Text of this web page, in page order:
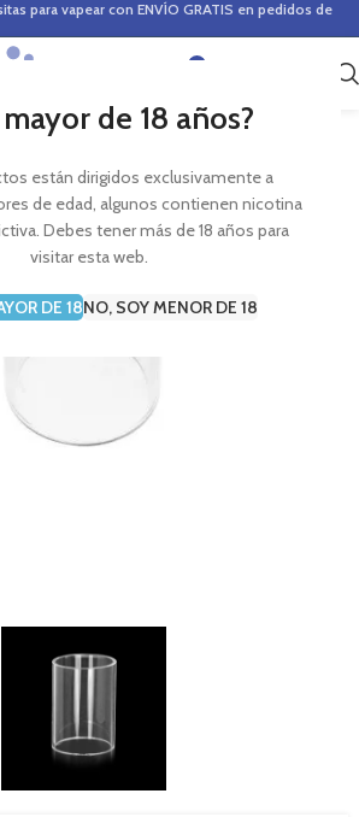
mayor de 18 años?
están dirigidos exclusivamente a
de edad, algunos contienen nicotina
Debes tener más de 18 años para
visitar esta web.
DE 18NO, SOY MENOR DE 18
para vapear con ENVÍO GRATIS en pedidos de
0